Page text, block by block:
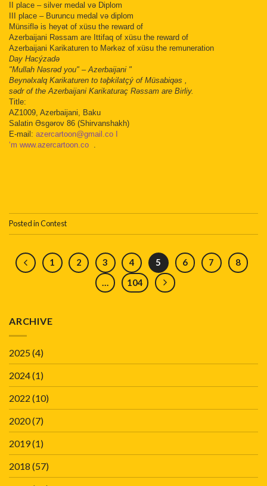
II place – silver medal və Diplom
III place – Buruncu medal və diplom
Münsiflə is heyət of xüsu the reward of
Azerbaijani Rəssam are Ittifaq of xüsu the reward of
Azerbaijani Karikaturen to Mərkəz of xüsu the remuneration
Day Hacýzadə
"Mullah Nəsrəd you" – Azerbaijani "
Beynəlxalq Karikaturen to təþkilatçý of Müsabiqəs ,
sədr of the Azerbaijani Karikaturaç Rəssam are Birliy.
Title:
AZ1009, Azerbaijani, Baku
Salatin Əsgərov 86 (Shirvanshakh)
E-mail: azercartoon@gmail.co I
‘m www.azercartoon.co .
Posted inContest
1 2 3 4 5 6 7
8
…
104
ARCHIVE
2025(4)
2024(1)
2022 (10)
2020(7)
2019(1)
2018 (57)